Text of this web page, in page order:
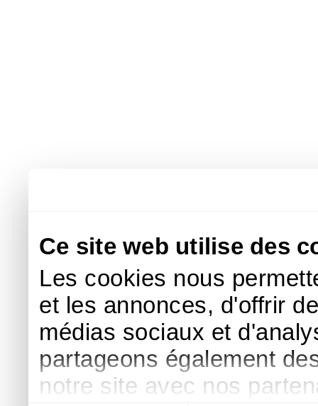
Ce site web utilise des
Les cookies nous
et les annonces, d'offrir
médias sociaux et
partageons également
notre site avec nos